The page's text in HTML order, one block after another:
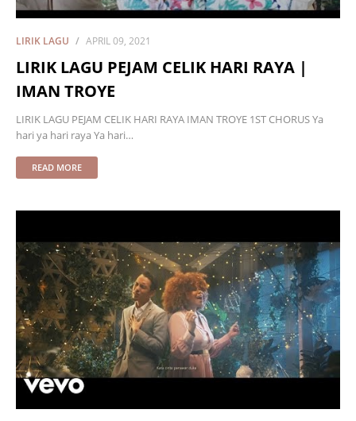
LIRIK LAGU APRIL 09, 2021
LIRIK LAGU PEJAM CELIK HARI RAYA |
IMAN TROYE
LIRIK LAGU PEJAM CELIK HARI RAYA IMAN TROYE 1ST CHORUS Ya
hari ya hari raya Ya hari…
READ MORE